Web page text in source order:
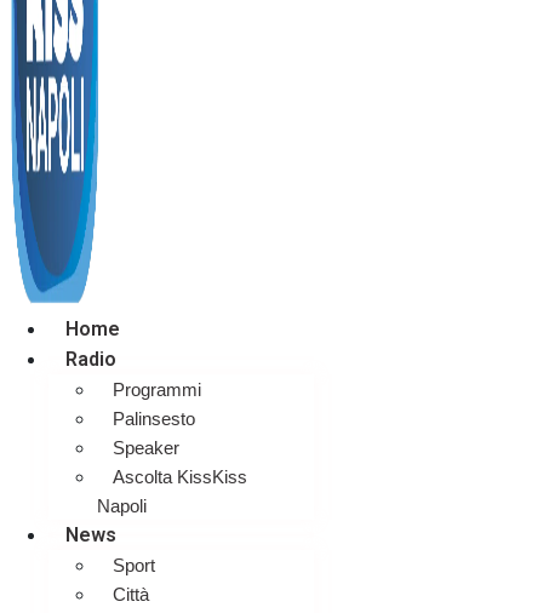
Home
Radio
Programmi
Palinsesto
Speaker
Ascolta KissKiss
Napoli
News
Sport
Città